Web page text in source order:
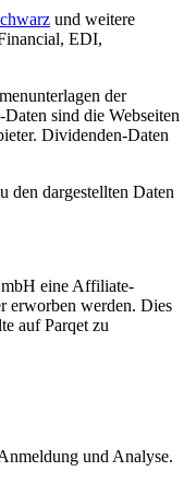
und weitere
EDI,
der
sind die Webseiten
Dividenden-Daten
den dargestellten Daten
eine Affiliate-
erworben werden. Dies
auf Parqet zu
und Analyse.